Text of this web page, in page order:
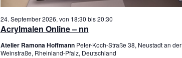
Acrylmalen Online – nn
24. September 2026, von 18:30 bis20:30
Atelier Ramona Hoffmann Peter-Koch-Straße 38, Neustadt an der
Weinstraße, Rheinland-Pfalz, Deutschland